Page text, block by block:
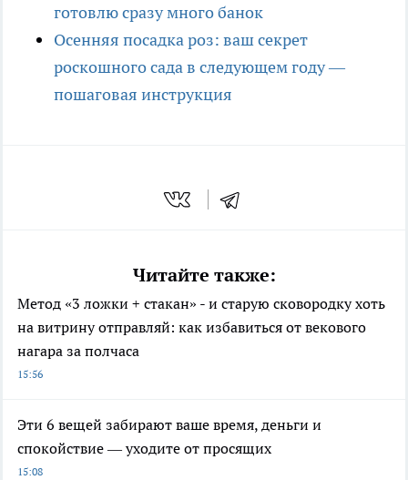
готовлю сразу много банок
Осенняя посадка роз: ваш секрет
роскошного сада в следующем году —
пошаговая инструкция
Читайте также:
Метод «3 ложки + стакан» - и старую сковородку хоть
на витрину отправляй: как избавиться от векового
нагара за полчаса
15:56
Эти 6 вещей забирают ваше время, деньги и
спокойствие — уходите от просящих
15:08